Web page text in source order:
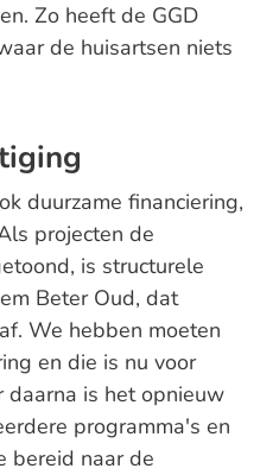
Zo heeft de GGD
de huisartsen niets
duurzame financiering,
projecten de
is structurele
Beter Oud, dat
We hebben moeten
en die is nu voor
is het opnieuw
programma's en
bereid naar de